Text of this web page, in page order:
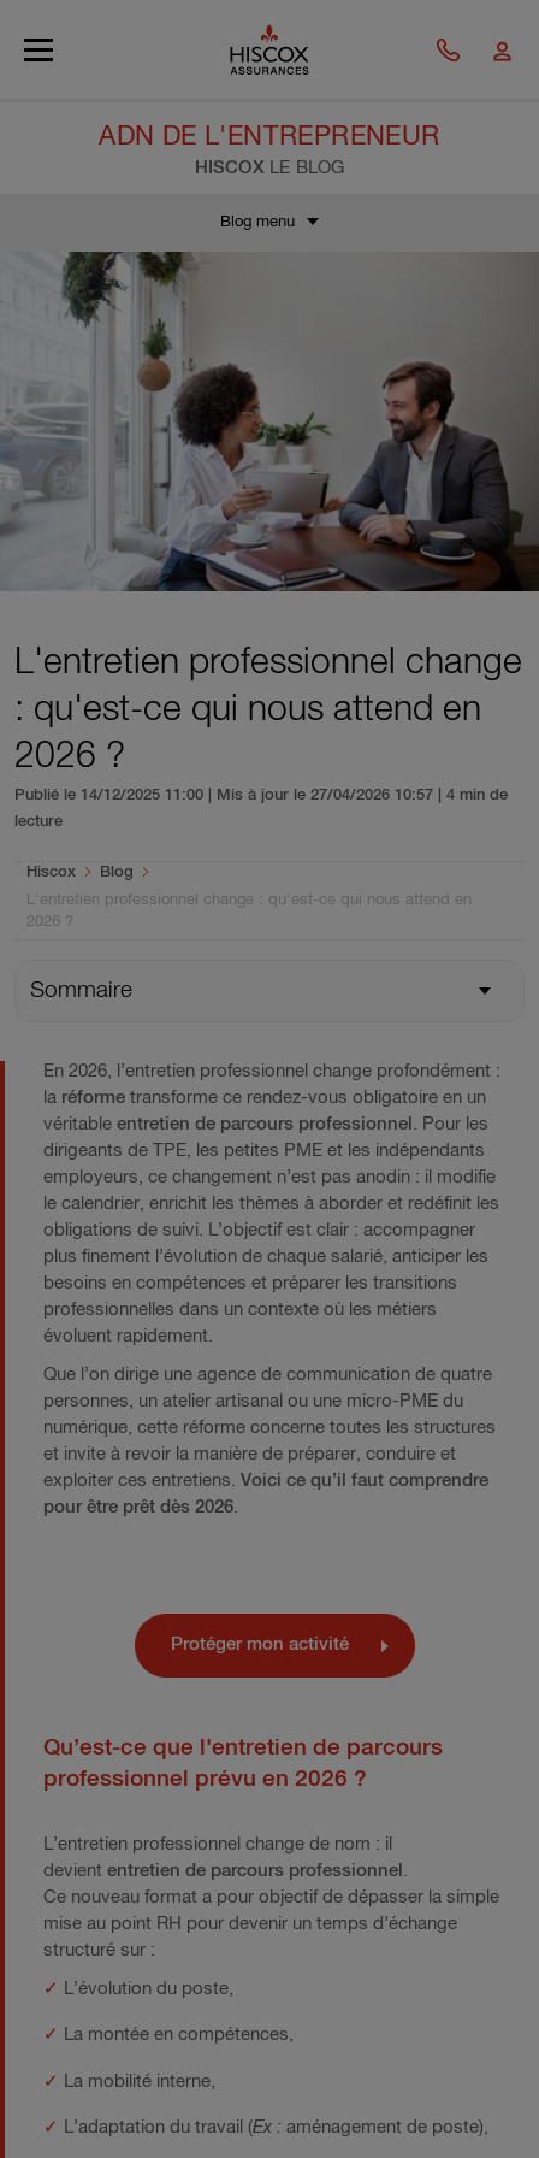
ADN DE L'ENTREPRENEUR
HISCOX LE BLOG
Blog menu
L'entretien professionnel change
: qu'est-ce qui nous attend en
2026 ?
Publié le 14/12/2025 11:00 | Mis à jour le 27/04/2026 10:57
| 4 min de
lecture
You are here:
Hiscox
Blog
L'entretien professionnel change : qu'est-ce qui nous attend en
2026 ?
Sommaire
En 2026, l’entretien professionnel change profondément :
la réformetransforme ce rendez-vous obligatoire en un
véritableentretien de parcours professionnel
. Pour les
dirigeants de TPE, les petites PME et les indépendants
employeurs, ce changement n’est pas anodin : il modifie
le calendrier, enrichit les thèmes à aborder et redéfinit les
obligations de suivi. L’objectif est clair : accompagner
plus finement l’évolution de chaque salarié, anticiper les
besoins en compétences et préparer les transitions
professionnelles dans un contexte où les métiers
évoluent rapidement.
Que l’on dirige une agence de communication de quatre
personnes, un atelier artisanal ou une micro-PME du
numérique, cette réforme concerne toutes les structures
et invite à revoir la manière de préparer, conduire et
exploiter ces entretiens. Voici ce qu’il faut comprendre
pour être prêt dès 2026.
Protéger mon activité
Qu’est-ce que l'entretien de parcours
professionnel prévu en 2026 ?
L’entretien professionnel change de nom : il
devient entretien de parcours professionnel
Ce nouveau format a pour objectif de dépasser la simple
mise au point RH pour devenir un temps d’échange
structuré sur :
✓ L’évolution du poste,
✓ La montée en compétences,
✓ La mobilité interne,
✓ L’adaptation du travail (Ex : aménagement de poste),